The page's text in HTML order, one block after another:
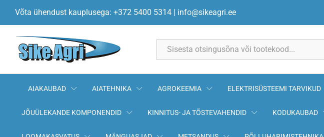
Võta ühendust kauplusega: +372 5400 5314 | info@sikeagri.ee
AIAKAUBAD AIATEHNIKA AGROKEEMIA ELEKTRISÜSTEEMI TARVIKUD
JÕUÜLEKANDE KOMPONENDID KINNITUS- JA TÕSTEVAHENDID KODUKAUBAD
Heedri kallaku juhtplaat puidust Claas 0005180420